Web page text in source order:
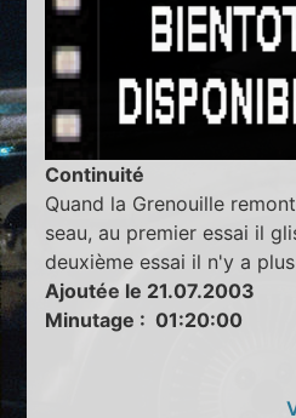
Continuité
Quand la Grenouille
seau, au premier essai il
deuxième essai il n'y a
Ajoutée le 21.07.2003
Minutage : 01:20:00